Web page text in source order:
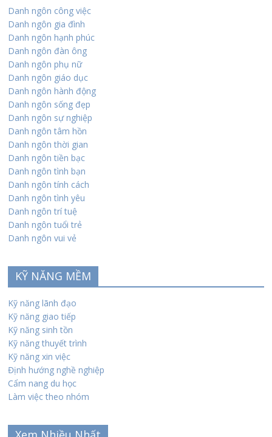
Danh ngôn công việc
Danh ngôn gia đình
Danh ngôn hạnh phúc
Danh ngôn đàn ông
Danh ngôn phụ nữ
Danh ngôn giáo dục
Danh ngôn hành động
Danh ngôn sống đẹp
Danh ngôn sự nghiệp
Danh ngôn tâm hồn
Danh ngôn thời gian
Danh ngôn tiền bạc
Danh ngôn tình bạn
Danh ngôn tính cách
Danh ngôn tình yêu
Danh ngôn trí tuệ
Danh ngôn tuổi trẻ
Danh ngôn vui vẻ
KỸ NĂNG MỀM
Kỹ năng lãnh đạo
Kỹ năng giao tiếp
Kỹ năng sinh tồn
Kỹ năng thuyết trình
Kỹ năng xin việc
Định hướng nghề nghiệp
Cẩm nang du học
Làm việc theo nhóm